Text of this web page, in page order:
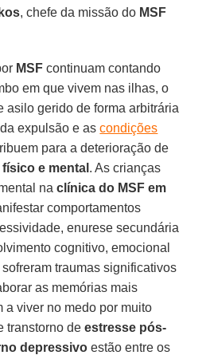
, chefe da missão do MSF
MSF continuam contando
em que vivem nas ilhas, o
asilo gerido de forma arbitrária
expulsão e ascondições
para a deterioração de
e mental . As crianças
naclínica do MSF em
comportamentos
enurese secundária
cognitivo, emocional
traumas significativos
as memórias mais
a viver no medo por muito
transtorno deestresse pós-
depressivo estão entre os